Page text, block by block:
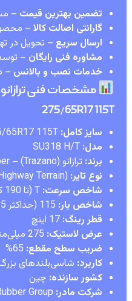
تضمین بهترین قیمت –
گارانتی اصالت کالا –
ارسال سریع – تحویل در
مشاوره فنی رایگان –
خدمات نصب و بالانس –
275/65R17 115T
سایز کامل:
مدل:
برند: ترازانو (Trazano) – ZC Rubber
نوع تایر:
شاخص سرعت:
شاخص بار:
قطر رینگ:
عرض لاستیک:
ضریب سطح مقطع:
کاربرد: شاسی‌بلندهای
کشور سازنده: چین
شرکت مادر: